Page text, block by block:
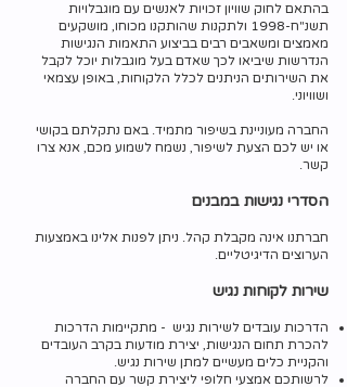
בהתאם לחוק שוויון זכויות לאנשים עם מוגבלויות
תשנ"ח-1998 ולתקנות שהותקנו מכוחו, מושקעים
מאמצים ומשאבים רבים בביצוע התאמות הנגישות
הנדרשות שיביאו לכך שאדם בעל מוגבלות יוכל לקבל
את השירותים הניתנים לכלל הלקוחות, באופן עצמאי
ושוויוני.
החברה מעוניינת בשיפור מתמיד. באם נתקלתם בקושי
או יש לכם הצעת לשיפור, נשמח לשמוע מכם, אנא צרו
קשר.
הסדרי נגישות במבנים
חברתנו אינה מקבלת קהל. ניתן לפנות אלינו באמצעות
הערוצים הדיגיטליים.
שירות לקוחות נגיש
הדרכות עובדים לשירות נגיש - מתקיימות הדרכות
להכרת תחום הנגישות, יצירת מודעות בקרב העובדים
והקניית כלים מעשיים למתן שירות נגיש.
לרשותכם אמצעי חלופי ליצירת קשר עם החברה